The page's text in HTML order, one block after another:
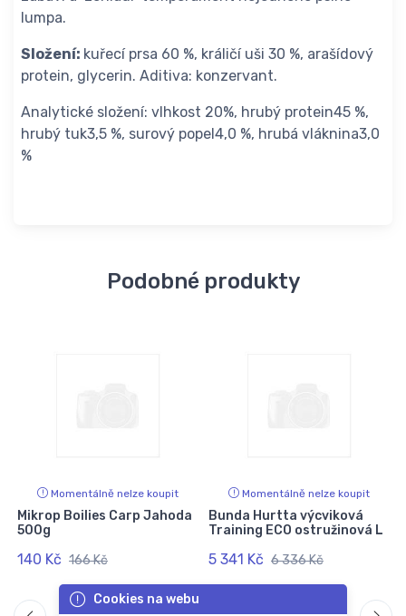
lumpa.
Složení: kuřecí prsa 60 %, králičí uši 30 %, arašídový
protein, glycerin. Aditiva: konzervant.
Analytické složení: vlhkost 20%, hrubý protein45 %,
hrubý tuk3,5 %, surový popel4,0 %, hrubá vláknina3,0
%
Podobné produkty
Momentálně nelze koupit
Mikrop Boilies Carp Jahoda
500g
140 Kč 166 Kč
Momentálně nelze koupit
Bunda Hurtta výcviková
Training ECO ostružinová L
5 341 Kč 6 336 Kč
Cookies na webu